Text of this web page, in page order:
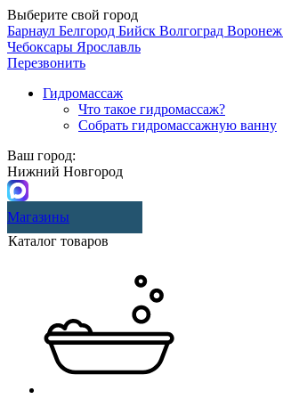
Выберите свой город
Барнаул Белгород Бийск Волгоград Воронеж
Чебоксары Ярославль
Перезвонить
Гидромассаж
Что такое гидромассаж?
Собрать гидромассажную ванну
Ваш город:
Нижний Новгород
Магазины
Каталог товаров